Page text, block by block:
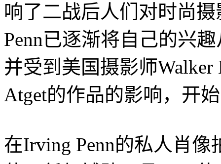
响了二战后人们对时尚
Penn已逐渐将自己的兴
并受到美国摄影师Walker
Atget的作品的影响，开
在Irving Penn的私人肖